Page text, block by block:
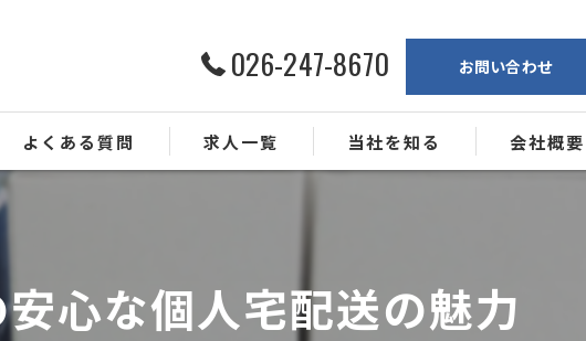
026-247-8670 お問い合わせ
よくある質問 求人一覧 当社を知る
業務委託
会社概要
心な個人宅配送の魅力